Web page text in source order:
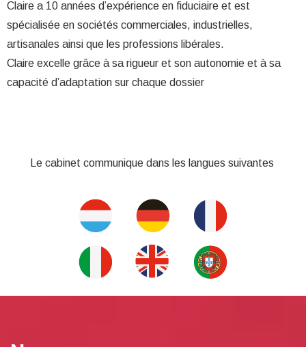
Claire a 10 années d’expérience en fiduciaire et est
spécialisée en sociétés commerciales, industrielles,
artisanales ainsi que les professions libérales.
Claire excelle grâce à sa rigueur et son autonomie et à sa
capacité d’adaptation sur chaque dossier
Le cabinet communique dans les langues suivantes